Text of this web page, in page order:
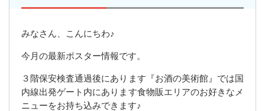
みなさん、こんにちわ♪
今月の最新ポスター情報です。
３階保安検査通過後にあります『お酒の美術館』では国
内線出発ゲート内にあります食物販エリアのお好きなメ
ニューをお持ち込みできます♪